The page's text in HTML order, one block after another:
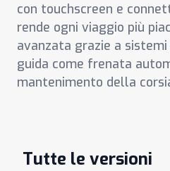
con touchscreen e
rende ogni viaggio più
avanzata grazie a
guida come frenata
mantenimento della
Tutte le versioni